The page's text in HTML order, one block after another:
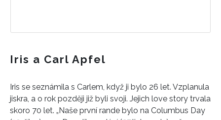
Iris a Carl Apfel
Iris se seznámila s Carlem, když ji bylo 26 let. Vzplanula
jiskra, a o rok později již byli svoji. Jejich love story trvala
skoro 70 let. „Naše první rande bylo na Columbus Day